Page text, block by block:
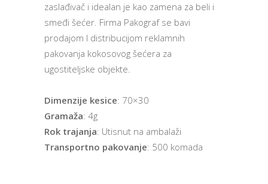
zaslađivač i idealan je kao zamena za beli i
smeđi šećer. Firma Pakograf se bavi
prodajom I distribucijom reklamnih
pakovanja kokosovog šećera za
ugostiteljske objekte.
Dimenzije kesice: 70×30
Gramaža: 4g
Rok trajanja: Utisnut na ambalaži
Transportno pakovanje: 500 komada